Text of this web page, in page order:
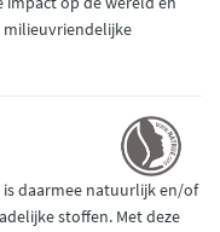
milieuvriendelijke
daarmee natuurlijk en/of
stoffen. Met deze